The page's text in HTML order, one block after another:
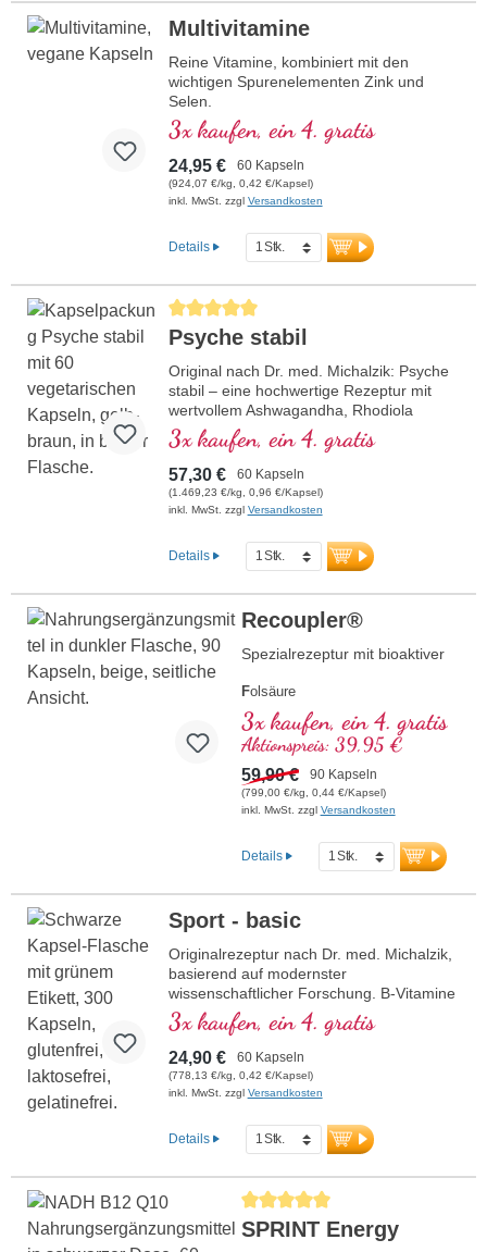
Multivitamine
Reine Vitamine, kombiniert mit den
wichtigen Spurenelementen Zink und
Selen.
3x kaufen, ein 4. gratis
24,95 € 60 Kapseln
(924,07 €/kg, 0,42 €/Kapsel)
inkl. MwSt. zzgl Versandkosten
Details
Durchschnittliche Bewertung von 5 von 5 Sternen
Psyche stabil
Original nach Dr. med. Michalzik: Psyche
stabil – eine hochwertige Rezeptur mit
wertvollem Ashwagandha, Rhodiola
rosea, Phosphatidylserin, SAMe, Omega
3 und Vitamin B12, welches zu einer
normalen Funktion der Psyche beiträgt.
Enthält biologisch aktive Formen von
Vitamin B2, B6, B12 und Folsäure für
Deutschland mit über 20-jähriger
Erfahrung und basierend auf über 40
frei von PEG und Carrageen und das
Siegel Aluminium-frei.Psyche stabil nach
Dr. med. Michalzik – bewährt, zertifiziert
und nachhaltig für Ihr Wohlbefinden.
3x kaufen, ein 4. gratis
57,30 € 60 Kapseln
(1.469,23 €/kg, 0,96 €/Kapsel)
inkl. MwSt. zzgl Versandkosten
Details
Recoupler®
Spezialrezeptur mit bioaktiver
Folsäure
Arginin
Lycopin
Curcuma
Curcumin
Ascorbinsäure
Resveratrol
B(Vitamin B12)
3x kaufen, ein 4. gratis
Aktionspreis: 39,95 €
59,90 € 90 Kapseln
(799,00 €/kg, 0,44 €/Kapsel)
inkl. MwSt. zzgl Versandkosten
Details
Sport - basic
Originalrezeptur nach Dr. med. Michalzik,
basierend auf modernster
wissenschaftlicher Forschung. B-Vitamine
2, 6, 12 und Folsäure in bioaktiver Form!
3x kaufen, ein 4. gratis
24,90 € 60 Kapseln
(778,13 €/kg, 0,42 €/Kapsel)
inkl. MwSt. zzgl Versandkosten
Details
Durchschnittliche Bewertung von 5
SPRINT Energy